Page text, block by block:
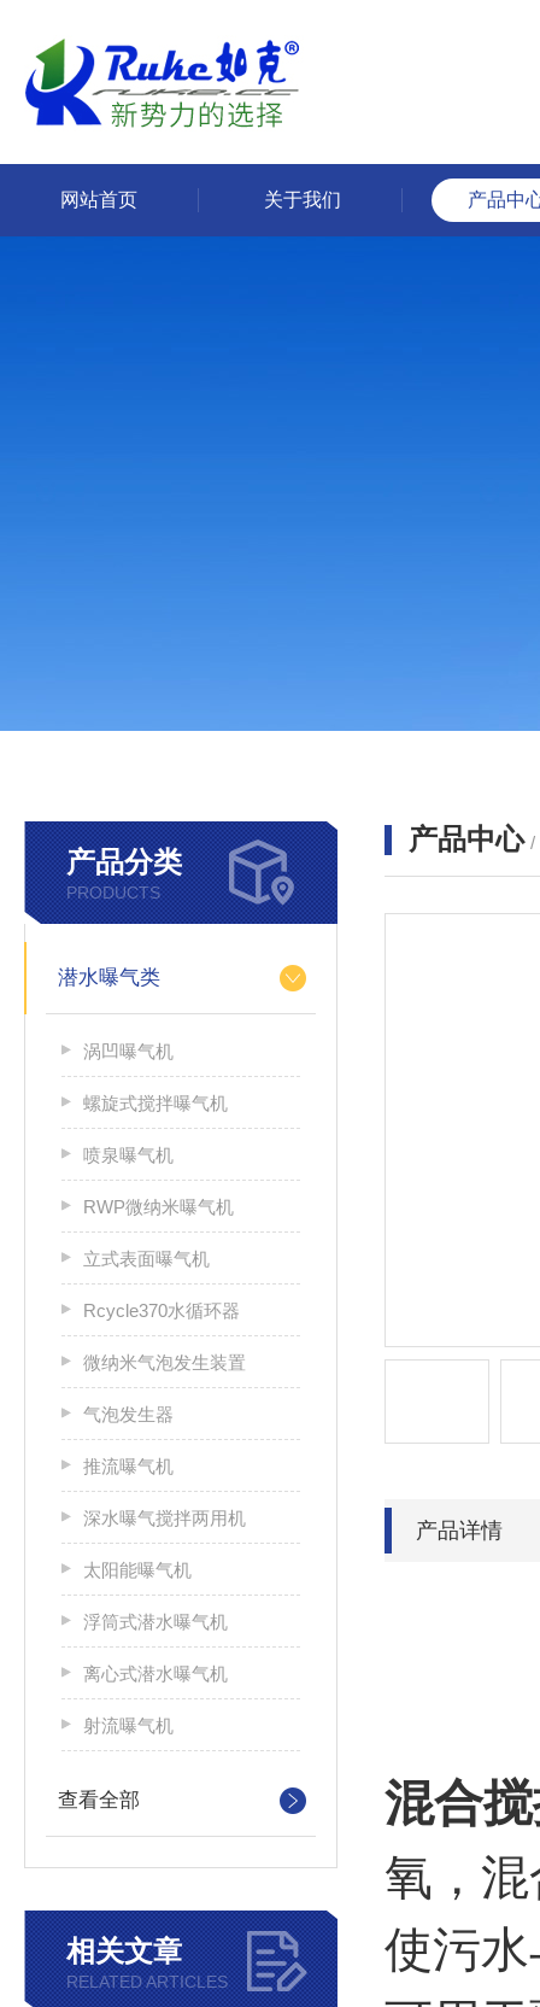
网站首页 关于我们 产品中
产品分类
PRODUCTS
潜水曝气类
涡凹曝气机
螺旋式搅拌曝气机
喷泉曝气机
RWP微纳米曝气机
立式表面曝气机
Rcycle370水循环器
微纳米气泡发生装置
气泡发生器
推流曝气机
深水曝气搅拌两用机
太阳能曝气机
浮筒式潜水曝气机
离心式潜水曝气机
射流曝气机
查看全部
相关文章
RELATED ARTICLES
产品中心 /
产品详情
混合
氧，
使污